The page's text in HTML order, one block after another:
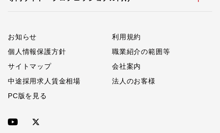
お知らせ
利用規約
個人情報保護方針
職業紹介の範囲等
サイトマップ
会社案内
中途採用求人賃金相場
法人のお客様
PC版を見る